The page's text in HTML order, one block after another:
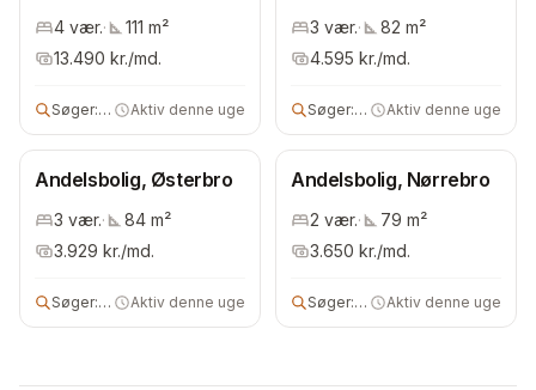
4 vær.· 111 m²
13.490 kr./md.
Søger:2 vær andels- eller ejerbolig
Aktiv denne uge
3 vær.· 82 m²
4.595 kr./md.
Søger:andels- eller ejerbolig
Aktiv denne uge
Andelsbolig, Østerbro
3 vær.· 84 m²
3.929 kr./md.
Søger:andelsbolig
Aktiv denne uge
Andelsbolig, Nørrebro
2 vær.· 79 m²
3.650 kr./md.
Søger:2 vær bolig
Aktiv denne uge